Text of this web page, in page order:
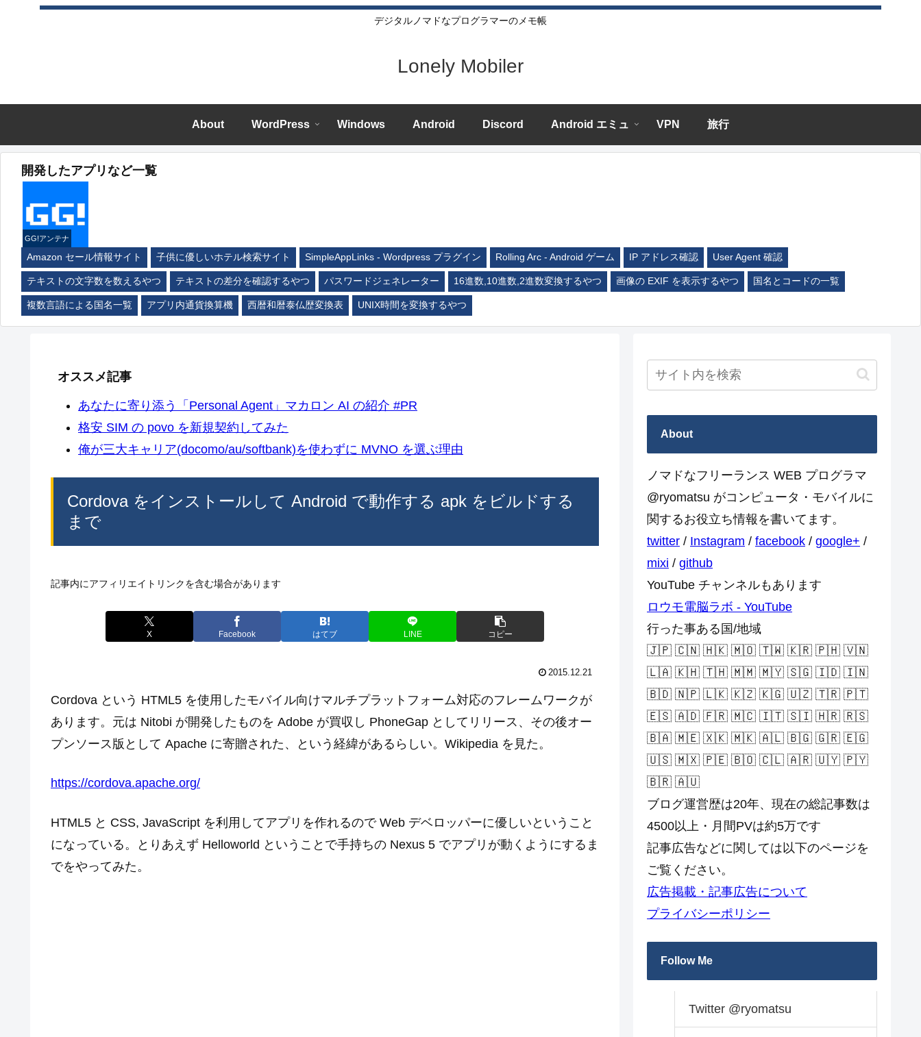
デジタルノマドなプログラマーのメモ帳
Lonely Mobiler
About WordPress Windows Android Discord Android エミュ VPN 旅行
開発したアプリなど一覧
GG!アンテナ
Amazon セール情報サイト 子供に優しいホテル検索サイト SimpleAppLinks - Wordpress プラグイン Rolling Arc - Android ゲーム IP アドレス確認 User Agent 確認
テキストの文字数を数えるやつ テキストの差分を確認するやつ パスワードジェネレーター 16進数,10進数,2進数変換するやつ 画像の EXIF を表示するやつ 国名とコードの一覧
複数言語による国名一覧 アプリ内通貨換算機 西暦和暦泰仏歴変換表 UNIX時間を変換するやつ
オススメ記事
あなたに寄り添う「Personal Agent」マカロン AI の紹介 #PR
格安 SIM の povo を新規契約してみた
俺が三大キャリア(docomo/au/softbank)を使わずに MVNO を選ぶ理由
Cordova をインストールして Android で動作する apk をビルドする
まで
記事内にアフィリエイトリンクを含む場合があります
X Facebook はてブ LINE コピー
2015.12.21
Cordova という HTML5 を使用したモバイル向けマルチプラットフォーム対応のフレームワークが
あります。元は Nitobi が開発したものを Adobe が買収し PhoneGap としてリリース、その後オー
プンソース版として Apache に寄贈された、という経緯があるらしい。Wikipedia を見た。
https://cordova.apache.org/
HTML5 と CSS, JavaScript を利用してアプリを作れるので Web デベロッパーに優しいということ
になっている。とりあえず Helloworld ということで手持ちの Nexus 5 でアプリが動くようにするま
でをやってみた。
About
ノマドなフリーランス WEB プログラマ
@ryomatsu がコンピュータ・モバイルに
関するお役立ち情報を書いてます。
twitter / Instagram / facebook / google+ /
mixi / github
YouTube チャンネルもあります
ロウモ電脳ラボ - YouTube
行った事ある国/地域
🇯🇵 🇨🇳 🇭🇰 🇲🇴 🇹🇼 🇰🇷 🇵🇭 🇻🇳
🇱🇦 🇰🇭 🇹🇭 🇲🇲 🇲🇾 🇸🇬 🇮🇩 🇮🇳
🇧🇩 🇳🇵 🇱🇰 🇰🇿 🇰🇬 🇺🇿 🇹🇷 🇵🇹
🇪🇸 🇦🇩 🇫🇷 🇲🇨 🇮🇹 🇸🇮 🇭🇷 🇷🇸
🇧🇦 🇲🇪 🇽🇰 🇲🇰 🇦🇱 🇧🇬 🇬🇷 🇪🇬
🇺🇸 🇲🇽 🇵🇪 🇧🇴 🇨🇱 🇦🇷 🇺🇾 🇵🇾
🇧🇷 🇦🇺
ブログ運営歴は20年、現在の総記事数は
4500以上・月間PVは約5万です
記事広告などに関しては以下のページを
ご覧ください。
広告掲載・記事広告について
プライバシーポリシー
Follow Me
Twitter @ryomatsu